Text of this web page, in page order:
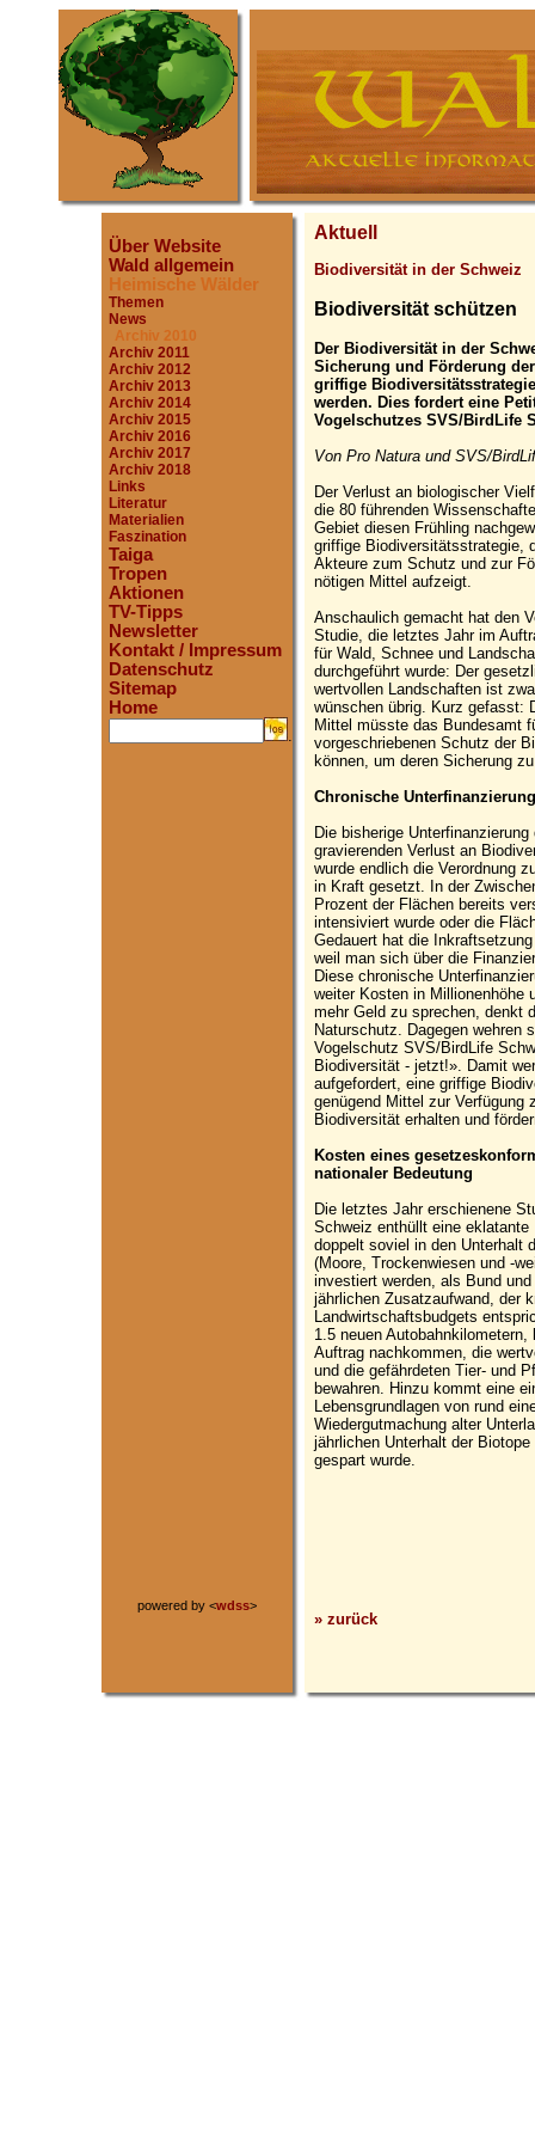
Über Website
Wald allgemein
Heimische Wälder
Themen
News
Archiv 2010
Archiv 2011
Archiv 2012
Archiv 2013
Archiv 2014
Archiv 2015
Archiv 2016
Archiv 2017
Archiv 2018
Links
Literatur
Materialien
Faszination
Taiga
Tropen
Aktionen
TV-Tipps
Newsletter
Kontakt / Impressum
Datenschutz
Sitemap
Home
.
powered by <wdss>
Aktuell
Biodiversität in der Schweiz
Biodiversität schützen
Der Biodiversität in der
Sicherung und Förderung
griffige
werden. Dies fordert eine
Vogelschutzes SVS/BirdLife
Von Pro Natura und SVS/
Der Verlust an biologischer
die 80 führenden
Gebiet diesen Frühling
griffige Biodiversitätsstrategie,
Akteure zum Schutz und zur
nötigen Mittel aufzeigt.
Anschaulich gemacht hat den
Studie, die letztes Jahr im
für Wald, Schnee und
durchgeführt wurde: Der
wertvollen Landschaften ist
wünschen übrig. Kurz gefasst:
Mittel müsste das Bundesamt
vorgeschriebenen Schutz der
können, um deren Sicherung
Chronische Unterfinanzierung
Die bisherige
gravierenden Verlust an
wurde endlich die Verordnung
in Kraft gesetzt. In der
Prozent der Flächen bereits
intensiviert wurde oder die
Gedauert hat die
weil man sich über die
Diese chronische
weiter Kosten in Millionenhöhe
mehr Geld zu sprechen, denkt
Naturschutz. Dagegen wehren
Vogelschutz SVS/BirdLife
Biodiversität - jetzt!». Damit
aufgefordert, eine griffige
genügend Mittel zur Verfügung
Biodiversität erhalten und
Kosten eines
nationaler Bedeutung
Die letztes Jahr erschienene
Schweiz enthüllt eine
doppelt soviel in den Unterhalt
(Moore, Trockenwiesen und -
investiert werden, als Bund
jährlichen Zusatzaufwand, der
Landwirtschaftsbudgets
1.5 neuen
Auftrag nachkommen, die
und die gefährdeten Tier- und
bewahren. Hinzu kommt eine
Lebensgrundlagen von rund
Wiedergutmachung alter
jährlichen Unterhalt der
gespart wurde.
» zurück